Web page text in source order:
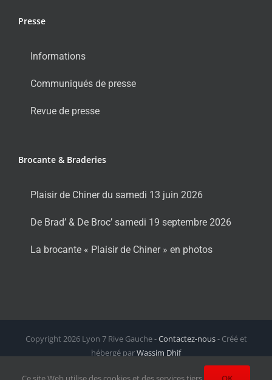
Presse
Informations
Communiqués de presse
Revue de presse
Brocante & Braderies
Plaisir de Chiner du samedi 13 juin 2026
De Brad’ & De Broc’ samedi 19 septembre 2026
La brocante « Plaisir de Chiner » en photos
Copyright 2026 Lyon 7 Rive Gauche -Contactez-nous- Créé et
hébergé parWassim Dhif
Facebook
X InstagramLinkedIn
Email